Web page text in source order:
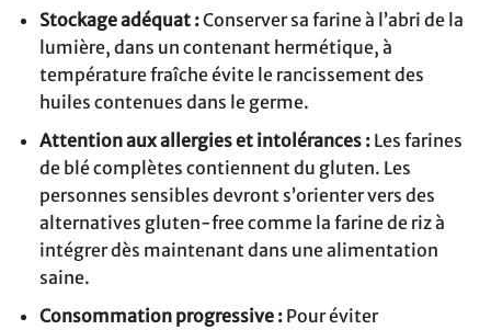
Stockage adéquat :Conserver sa farine à l’abri de la
lumière, dans un contenant hermétique, à
température fraîche évite le rancissement des
huiles contenues dans le germe.
Attention aux allergies et intolérances :Les farines
de blé complètes contiennent du gluten. Les
personnes sensibles devront s’orienter vers des
alternatives gluten-free comme la farine de riz à
intégrer dès maintenant dans une alimentation
saine.
Consommation progressive :Pour éviter